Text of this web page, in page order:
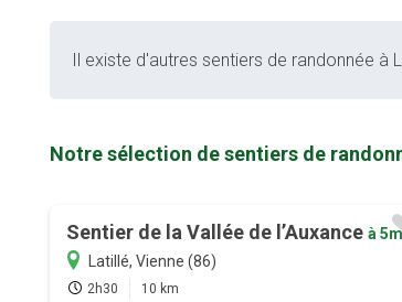
Il existe d'autres sentiers de randonnée à
Notre sélection de sentiers de
Sentier de la Vallée de l’Auxance à 5m
Latillé, Vienne (86)
2h30 10 km